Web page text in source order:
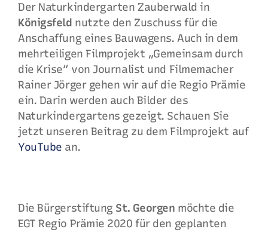
Der Naturkindergarten Zauberwald in
Königsfeld nutzte den Zuschuss für die
Anschaffung eines Bauwagens. Auch in dem
mehrteiligen Filmprojekt „Gemeinsam durch
die Krise“ von Journalist und Filmemacher
Rainer Jörger gehen wir auf die Regio Prämie
ein. Darin werden auch Bilder des
Naturkindergartens gezeigt. Schauen Sie
jetzt unseren Beitrag zu dem Filmprojekt auf
YouTube an.
Die Bürgerstiftung St. Georgen möchte die
EGT Regio Prämie 2020 für den geplanten